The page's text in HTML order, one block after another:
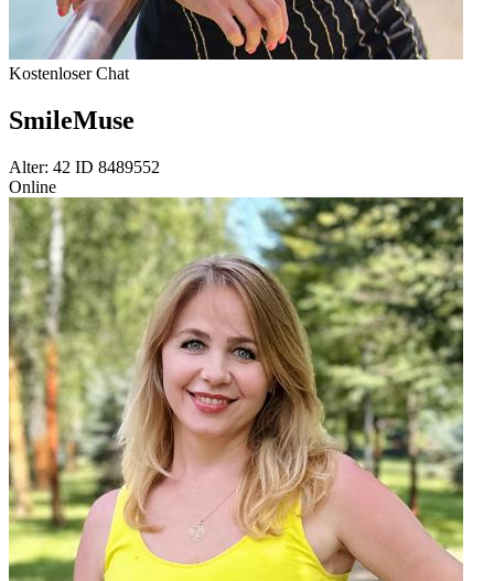
Kostenloser Chat
SmileMuse
Alter: 42 ID 8489552
Online